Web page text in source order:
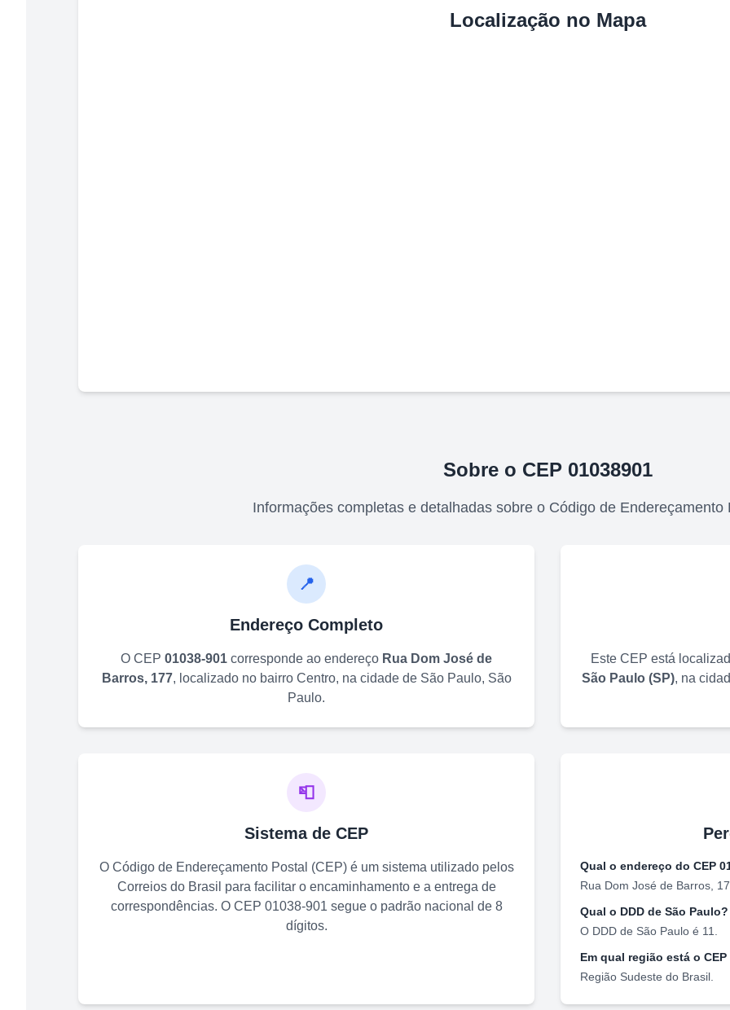
Localização no Mapa
Sobre o CEP 01038901
Informações completas e detalhadas sobre o Código de
📍
Endereço Completo
O CEP 01038-901 corresponde ao endereço Rua Dom José de
Barros, 177, localizado no bairro Centro, na cidade de São Paulo, São
Paulo.
Este CEP está
São Paulo (SP), na
📮
Sistema de CEP
O Código de Endereçamento Postal (CEP) é um sistema utilizado pelos
Correios do Brasil para facilitar o encaminhamento e a entrega de
correspondências. O CEP 01038-901 segue o padrão nacional de 8
dígitos.
Qual o endereço do CEP
Rua Dom José de Barros,
Qual o DDD de São Paulo?
O DDD de São Paulo é 11
Em qual região está o CEP
Região Sudeste do Brasil.